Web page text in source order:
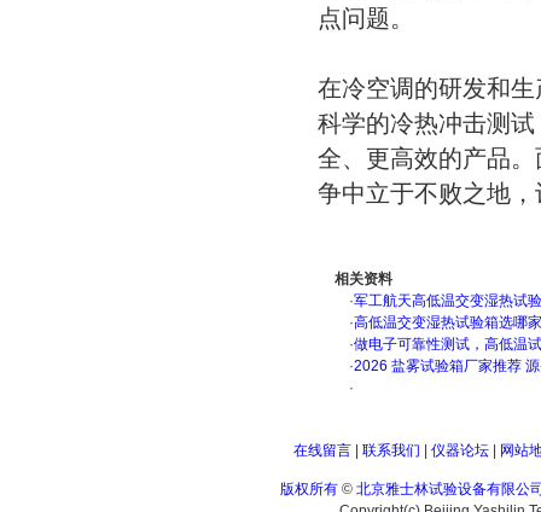
点问题。
在冷空调的研发和
科学的冷热冲击测
全、更高效的产品
争中立于不败之地
相关资料
·军工航天高低温交变湿热试
·高低温交变湿热试验箱选哪
·做电子可靠性测试，高低温
·2026 盐雾试验箱厂家推荐
·
在线留言| 联系我们 仪器论坛| 网站
版权所有 © 北京雅士林试验设备有限公